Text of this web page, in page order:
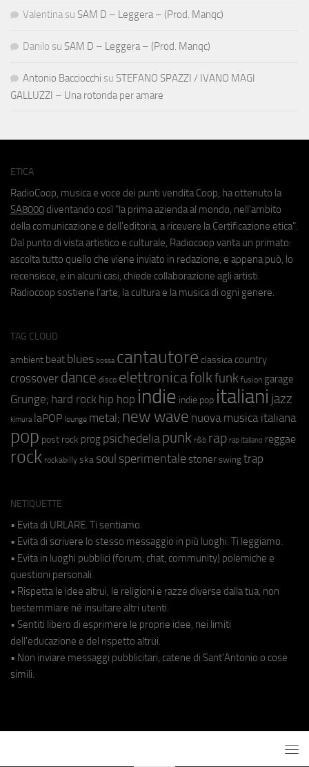
Valentina su SAM D – Leggera – (Prod. Manqc)
Danilo su SAM D – Leggera – (Prod. Manqc)
Antonio Bacciocchi su STEFANO SPAZZI / IVANO MAGI
GALLUZZI – Una rotonda per amare
ETICA
RadioCoop, musica e voce dei punti vendita Coop, ha ottenuto la
SA8000 diventando così "la prima azienda al mondo, nell'ambito
della comunicazione e dell'editoria, a ricevere la Certificazione etica".
Dal punto di vista artistico e culturale, Radiocoop vanta un primato:
ascolta tutto quello che viene inviato in redazione, e appena può, lo
recensisce, e in alcuni casi, chiede collaborazione agli artisti.
Radiocoop sostiene l'arte, la cultura e la musica di ogni genere.
TAG CLOUD
ambient beat blues bossa cantautore classica country
crossover dance disco elettronicafolkfunk fusion garage
Grunge; hard rock hip hop indie indie pop italiani jazz
kimura laPOP lounge metal; new wave nuova musica italiana
pop post rock prog psichedeliapunk r&b rap rap italiano reggae
rock rockabilly ska soul sperimentale stoner swing trap
NETIQUETTE
• Evita di URLARE. Ti sentiamo.
• Evita di scrivere lo stesso messaggio in più luoghi. Ti leggiamo.
• Evita in luoghi pubblici (forum, chat, community) polemiche e
questioni personali.
• Rispetta le idee altrui, le religioni e razze diverse dalla tua, non
bestemmiare né insultare altri utenti.
• Sentiti libero di esprimere le proprie idee, nei limiti
dell'educazione e del rispetto altrui.
• Non inviare messaggi pubblicitari, catene di Sant'Antonio o cose
simili.